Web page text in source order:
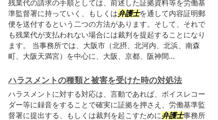
残業代の請求の手順としては、前述した証拠資料等を労働基
準監督署に持っていく、もしくは弁護士を通して内容証明郵
便を送付するという二つの方法があります。そして、それで
も残業代が支払われない場合には裁判を提起することになり
ます。 当事務所では、大阪市（北摂、北河内、北浜、南森
町、大阪天満宮）を中心に、大阪、京都、阪神間...
ハラスメントの種類と被害を受けた時の対処法
ハラスメントに対する対応は、言動であれば、ボイスレコー
ダー等に録音をすることで確実に証拠を押さえ、労働基準監
督署に提出する、もしくは裁判を起こすために弁護士事務所